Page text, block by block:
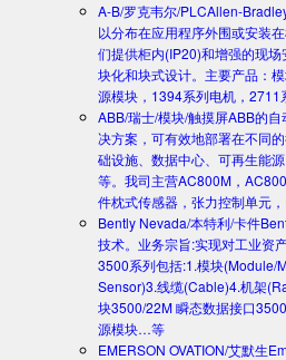
A-B/罗克韦尔/PLCAllen-
以分布在应用程序外围或安装
们提供柜内(IP20)和增强的现
块化和块式设计。主要产品：
源模块，1394系列电机，2711
ABB/瑞士/模块/触摸屏ABB的自
决方案，可有效地部署在不同
础设施、数据中心、可再生能
等。我司主营AC800M，
件枕式传感器，张力控制单元
Bently Nevada/本特利/卡件
技术。业务宗旨:实现对工业资
3500系列包括:1.模块(Module/
Sensor)3.线缆(Cable)4.机架
块3500/22M 瞬态数据接口
源模块…等
EMERSON OVATION/艾默生